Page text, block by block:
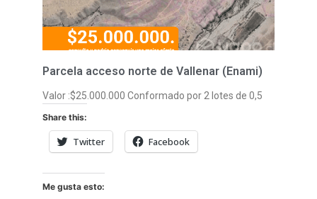
Parcela acceso norte de Vallenar (Enami)
Valor :$25.000.000 Conformado por 2 lotes de 0,5
Share this:
Twitter Facebook
Me gusta esto: